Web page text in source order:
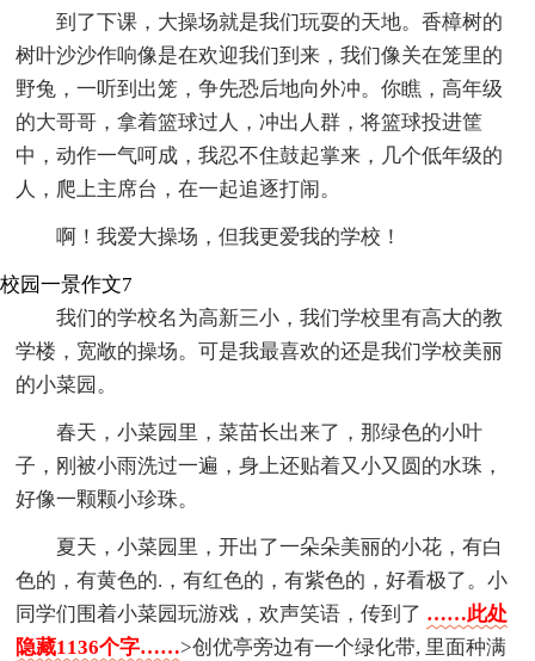
到了下课，大操场就是我们玩耍的天地。香樟树的
树叶沙沙作响像是在欢迎我们到来，我们像关在笼里的
野兔，一听到出笼，争先恐后地向外冲。你瞧，高年级
的大哥哥，拿着篮球过人，冲出人群，将篮球投进筐
中，动作一气呵成，我忍不住鼓起掌来，几个低年级的
人，爬上主席台，在一起追逐打闹。
啊！我爱大操场，但我更爱我的学校！
校园一景作文7
我们的学校名为高新三小，我们学校里有高大的教
学楼，宽敞的操场。可是我最喜欢的还是我们学校美丽
的小菜园。
春天，小菜园里，菜苗长出来了，那绿色的小叶
子，刚被小雨洗过一遍，身上还贴着又小又圆的水珠，
好像一颗颗小珍珠。
夏天，小菜园里，开出了一朵朵美丽的小花，有白
色的，有黄色的.，有红色的，有紫色的，好看极了。小
同学们围着小菜园玩游戏，欢声笑语，传到了 ……此处
隐藏1136个字……>创优亭旁边有一个绿化带, 里面种满